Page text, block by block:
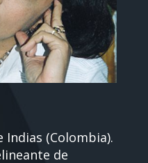
Indias (Colombia).
de